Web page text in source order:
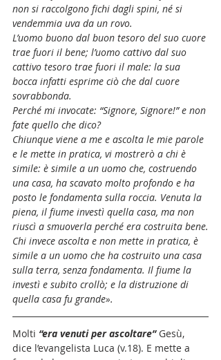
non si raccolgono fichi dagli spini, né si
vendemmia uva da un rovo.
L’uomo buono dal buon tesoro del suo cuore
trae fuori il bene; l’uomo cattivo dal suo
cattivo tesoro trae fuori il male: la sua
bocca infatti esprime ciò che dal cuore
sovrabbonda.
Perché mi invocate: “Signore, Signore!” e non
fate quello che dico?
Chiunque viene a me e ascolta le mie parole
e le mette in pratica, vi mostrerò a chi è
simile: è simile a un uomo che, costruendo
una casa, ha scavato molto profondo e ha
posto le fondamenta sulla roccia. Venuta la
piena, il fiume investì quella casa, ma non
riuscì a smuoverla perché era costruita bene.
Chi invece ascolta e non mette in pratica, è
simile a un uomo che ha costruito una casa
sulla terra, senza fondamenta. Il fiume la
investì e subito crollò; e la distruzione di
quella casa fu grande».
Molti “era venuti per ascoltare” Gesù,
dice l’evangelista Luca (v.18). E mette a